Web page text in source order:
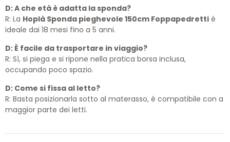
D: A che età è adatta la sponda?
R: La Hoplà Sponda pieghevole 150cm Foppapedretti è
ideale dai 18 mesi fino a 5 anni.
D: È facile da trasportare in viaggio?
R: Sì, si piega e si ripone nella pratica borsa inclusa,
occupando poco spazio.
D: Come si fissa al letto?
R: Basta posizionarla sotto al materasso, è compatibile con a
maggior parte dei letti.